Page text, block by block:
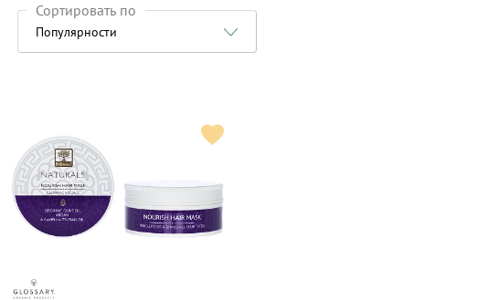
Сортировать по
Популярности